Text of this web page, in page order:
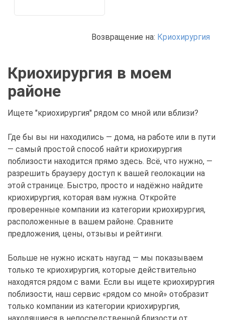
Возвращение на: Криохирургия
Криохирургия в моем
районе
Ищете "криохирургия" рядом со мной или вблизи?
Где бы вы ни находились — дома, на работе или в пути
— самый простой способ найти криохирургия
поблизости находится прямо здесь. Всё, что нужно, —
разрешить браузеру доступ к вашей геолокации на
этой странице. Быстро, просто и надёжно найдите
криохирургия, которая вам нужна. Откройте
проверенные компании из категории криохирургия,
расположенные в вашем районе. Сравните
предложения, цены, отзывы и рейтинги.
Больше не нужно искать наугад — мы показываем
только те криохирургия, которые действительно
находятся рядом с вами. Если вы ищете криохирургия
поблизости, наш сервис «рядом со мной» отобразит
только компании из категории криохирургия,